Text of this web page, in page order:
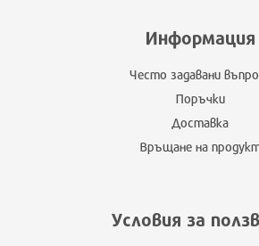
Информация
Често задавани
Поръчки
Доставка
Връщане на
Условия за